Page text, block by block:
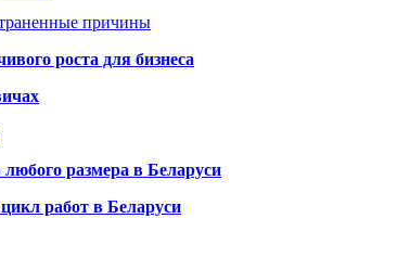
причины
роста для бизнеса
размера в Беларуси
работ в Беларуси